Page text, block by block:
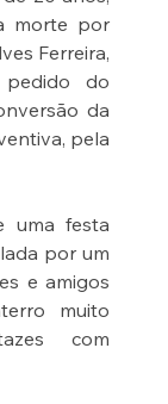
morte por
Ferreira,
do
da
pela
uma festa
por um
e amigos
muito
com